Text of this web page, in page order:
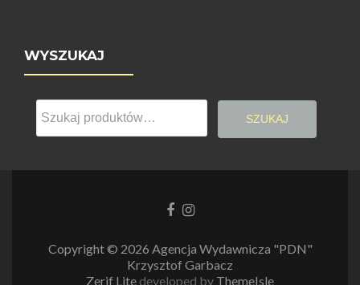
WYSZUKAJ
Szukaj:
SZUKAJ
LinkLink
Copyright © 2026 Agencja Wydawnicza "PDN"
Krzysztof Garbacz
Zerif Lite developed by ThemeIsle